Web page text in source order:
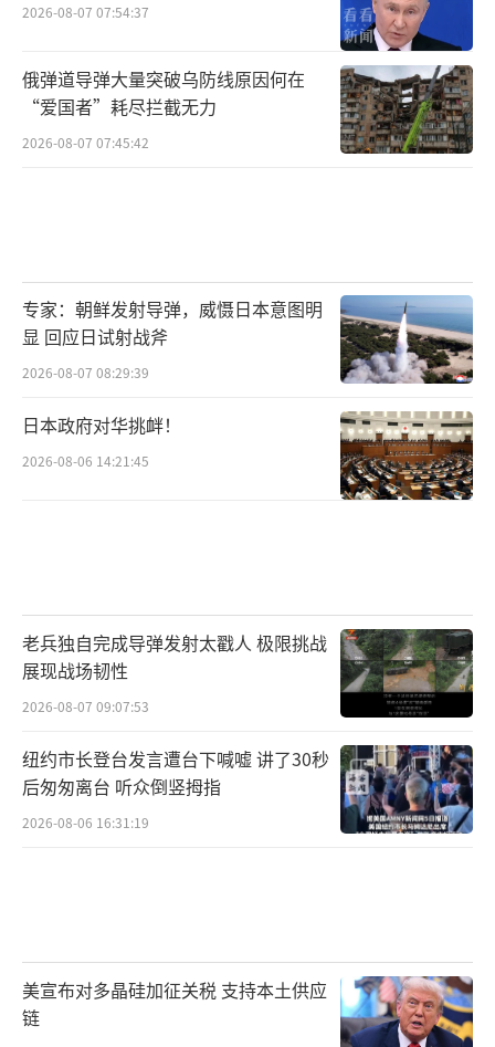
2026-08-07 07:54:37
俄弹道导弹大量突破乌防线原因何在
“爱国者”耗尽拦截无力
2026-08-07 07:45:42
专家：朝鲜发射导弹，威慑日本意图明
显 回应日试射战斧
2026-08-07 08:29:39
日本政府对华挑衅！
2026-08-06 14:21:45
老兵独自完成导弹发射太戳人 极限挑战
展现战场韧性
2026-08-07 09:07:53
纽约市长登台发言遭台下喊嘘 讲了30秒
后匆匆离台 听众倒竖拇指
2026-08-06 16:31:19
美宣布对多晶硅加征关税 支持本土供应
链